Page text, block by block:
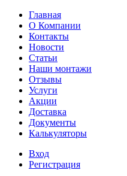
Главная
О Компании
Контакты
Новости
Статьи
Наши монтажи
Отзывы
Услуги
Акции
Доставка
Документы
Калькуляторы
Вход
Регистрация